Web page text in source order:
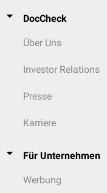
DocCheck
Über Uns
Investor Relations
Presse
Karriere
Für Unternehmen
Werbung